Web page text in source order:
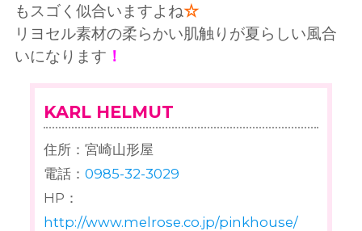
もスゴく似合いますよね☆
リヨセル素材の柔らかい肌触りが夏らしい風合
いになります ！
KARL HELMUT
住所：宮崎山形屋
電話：0985-32-3029
HP：
http://www.melrose.co.jp/pinkhouse/